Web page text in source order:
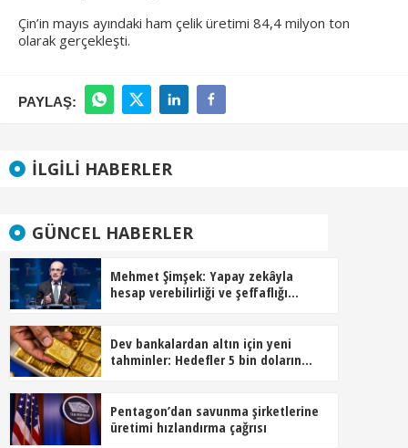
Çin’in mayıs ayındaki ham çelik üretimi 84,4 milyon ton
olarak gerçekleşti.
PAYLAŞ:
İLGILI HABERLER
GÜNCEL HABERLER
Mehmet Şimşek: Yapay zekâyla
hesap verebilirliği ve şeffaflığı
Dev bankalardan altın için yeni
tahminler: Hedefler 5 bin doların
Pentagon’dan savunma şirketlerine
üretimi hızlandırma çağrısı